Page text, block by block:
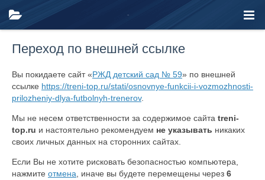
Переход по внешней ссылке
Вы покидаете сайт «РЖД детский сад № 59» по внешней
ссылке https://treni-top.ru/stati/osnovnye-funkcii-i-vozmozhnosti-
prilozheniy-dlya-futbolnyh-trenerov.
Мы не несем ответственности за содержимое сайта treni-
top.ru и настоятельно рекомендуем не указывать никаких
своих личных данных на сторонних сайтах.
Если Вы не хотите рисковать безопасностью компьютера,
нажмите отмена , иначе вы будете перемещены через 6